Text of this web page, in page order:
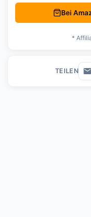
Bei
*
TEILEN